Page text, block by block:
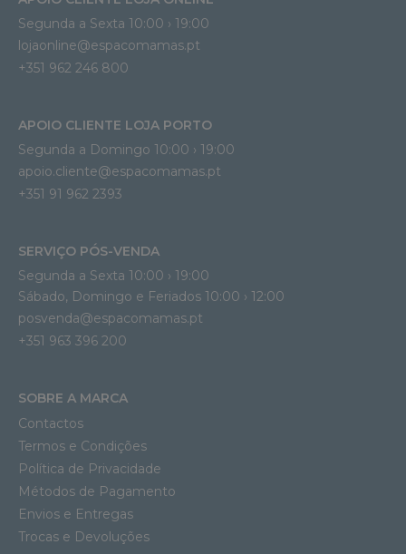
Segunda a Sexta 10:00 › 19:00
lojaonline@espacomamas.pt
+351 962 246 800
APOIO CLIENTE LOJA PORTO
Segunda a Domingo 10:00 › 19:00
apoio.cliente@espacomamas.pt
+351 91 962 2393
SERVIÇO PÓS-VENDA
Segunda a Sexta 10:00 › 19:00
Sábado, Domingo e Feriados 10:00 › 12:00
posvenda@espacomamas.pt
+351 963 396 200
SOBRE A MARCA
Contactos
Termos e Condições
Política de Privacidade
Métodos de Pagamento
Envios e Entregas
Trocas e Devoluções